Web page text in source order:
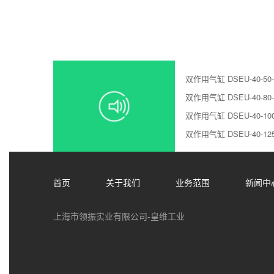
双作用气缸 DSEU-40-
双作用气缸 DSEU-40-
双作用气缸 DSEU-40-
双作用气缸 DSEU-40-
首页 关于我们 业务范围 新闻中
上海市领振实业有限公司-皇维工业